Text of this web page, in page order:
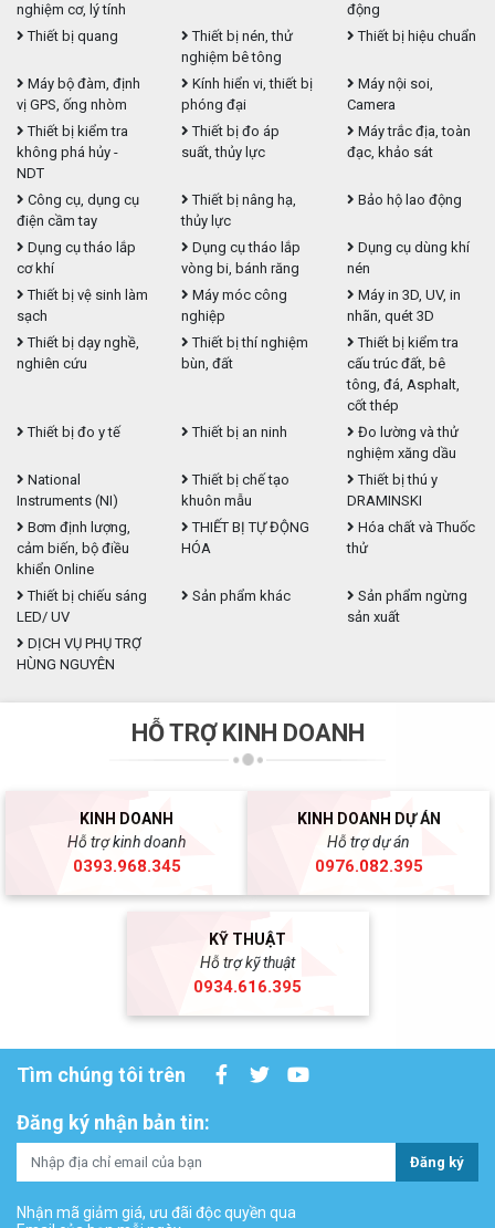
nghiệm cơ, lý tính
động
Thiết bị quang
Thiết bị nén, thử
nghiệm bê tông
Thiết bị hiệu chuẩn
Máy bộ đàm, định
vị GPS, ống nhòm
Kính hiển vi, thiết bị
phóng đại
Máy nội soi,
Camera
Thiết bị kiểm tra
không phá hủy -
NDT
Thiết bị đo áp
suất, thủy lực
Máy trắc địa, toàn
đạc, khảo sát
Công cụ, dụng cụ
điện cầm tay
Thiết bị nâng hạ,
thủy lực
Bảo hộ lao động
Dụng cụ tháo lắp
cơ khí
Dụng cụ tháo lắp
vòng bi, bánh răng
Dụng cụ dùng khí
nén
Thiết bị vệ sinh làm
sạch
Máy móc công
nghiệp
Máy in 3D, UV, in
nhãn, quét 3D
Thiết bị dạy nghề,
nghiên cứu
Thiết bị thí nghiệm
bùn, đất
Thiết bị kiểm tra
cấu trúc đất, bê
tông, đá, Asphalt,
cốt thép
Thiết bị đo y tế
Thiết bị an ninh
Đo lường và thử
nghiệm xăng dầu
National
Instruments (NI)
Thiết bị chế tạo
khuôn mẫu
Thiết bị thú y
DRAMINSKI
Bơm định lượng,
cảm biến, bộ điều
khiển Online
THIẾT BỊ TỰ ĐỘNG
HÓA
Hóa chất và Thuốc
thử
Thiết bị chiếu sáng
LED/ UV
Sản phẩm khác
Sản phẩm ngừng
sản xuất
DỊCH VỤ PHỤ TRỢ
HÙNG NGUYÊN
HỖ TRỢ KINH DOANH
KINH DOANH
Hỗ trợ kinh doanh
0393.968.345
KINH DOANH DỰ ÁN
Hỗ trợ dự án
0976.082.395
KỸ THUẬT
Hỗ trợ kỹ thuật
0934.616.395
Tìm chúng tôi trên
Đăng ký nhận bản tin:
Đăng ký
Nhận mã giảm giá, ưu đãi độc quyền qua